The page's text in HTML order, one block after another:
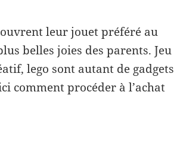
leur jouet préféré au
belles joies des parents. Jeu
lego sont autant de gadgets
comment procéder à l’achat